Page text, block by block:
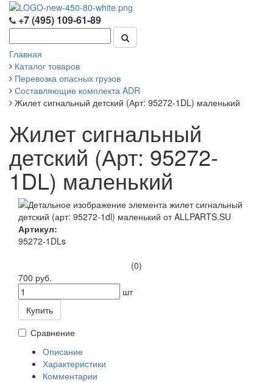
+7 (495) 109-61-89
Главная
Каталог товаров
Перевозка опасных грузов
Составляющие комплекта ADR
Жилет сигнальный детский (Арт: 95272-1DL) маленький
Жилет сигнальный
детский (Арт: 95272-
1DL) маленький
Артикул:
95272-1DLs
(0)
700 руб.
шт
Купить
Сравнение
Описание
Характеристики
Комментарии